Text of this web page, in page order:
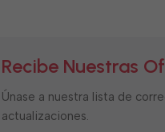
Recibe Nuestras
Únase a nuestra lista de
actualizaciones.